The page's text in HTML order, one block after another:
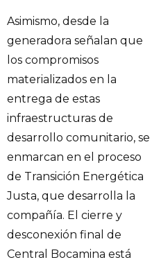
Asimismo, desde la
generadora señalan que
los compromisos
materializados en la
entrega de estas
infraestructuras de
desarrollo comunitario, se
enmarcan en el proceso
de Transición Energética
Justa, que desarrolla la
compañía. El cierre y
desconexión final de
Central Bocamina está